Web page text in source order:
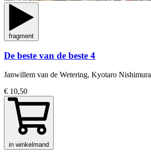
fragment
De beste van de beste 4
Janwillem van de Wetering, Kyotaro Nishimura
€ 10,50
in winkelmand